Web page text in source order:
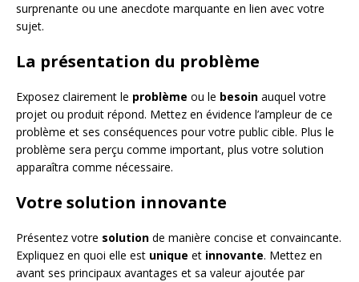
surprenante ou une anecdote marquante en lien avec votre
sujet.
La présentation du problème
Exposez clairement le problème ou le besoin auquel votre
projet ou produit répond. Mettez en évidence l’ampleur de ce
problème et ses conséquences pour votre public cible. Plus le
problème sera perçu comme important, plus votre solution
apparaîtra comme nécessaire.
Votre solution innovante
Présentez votre solution de manière concise et convaincante.
Expliquez en quoi elle est unique et innovante. Mettez en
avant ses principaux avantages et sa valeur ajoutée par